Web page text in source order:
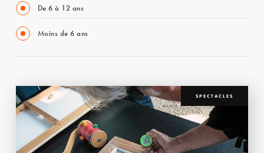
De 6 à 12 ans
Moins de 6 ans
SPECTACLES